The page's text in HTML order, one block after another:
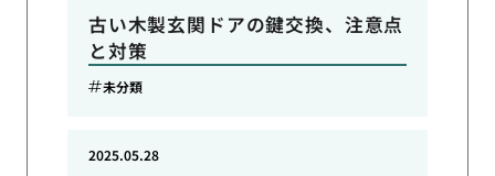
古い木製玄関ドアの鍵交換、注意点
と対策
未分類
2025.05.28